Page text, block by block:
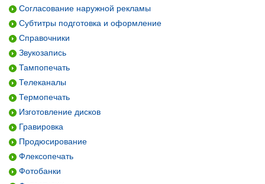
Согласование наружной рекламы
Субтитры подготовка и оформление
Справочники
Звукозапись
Тампопечать
Телеканалы
Термопечать
Изготовление дисков
Гравировка
Продюсирование
Флексопечать
Фотобанки